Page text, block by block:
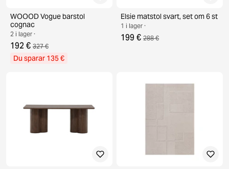
WOOOD Vogue barstol
cognac
2 i lager ·
192 € 327 €
Du sparar 135 €
Elsie matstol svart, set om 6 st
1 i lager ·
199 € 288 €